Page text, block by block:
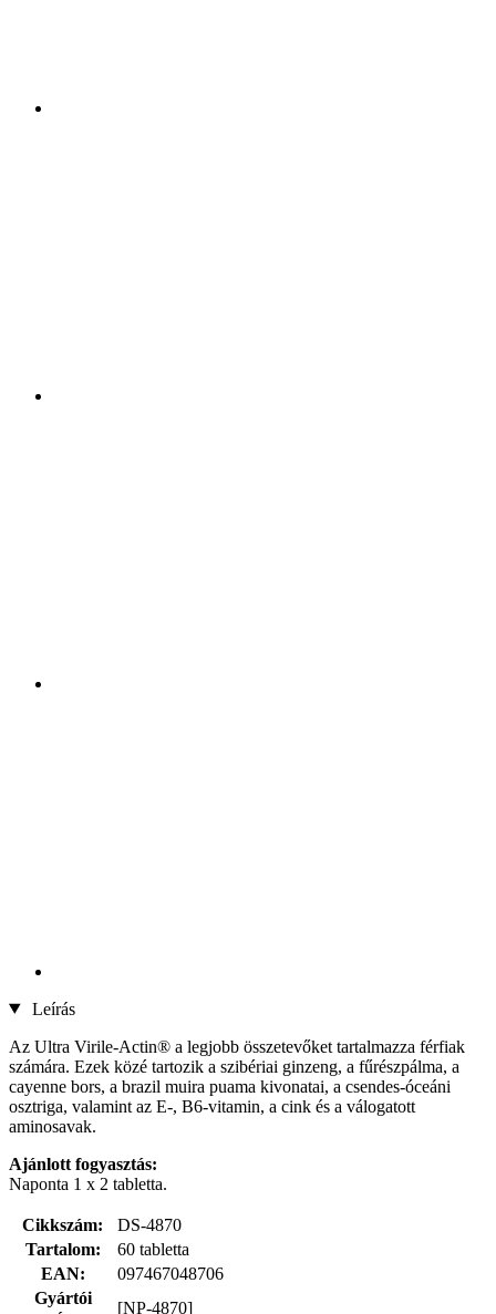
Leírás
Az Ultra Virile-Actin® a legjobb összetevőket tartalmazza férfiak
számára. Ezek közé tartozik a szibériai ginzeng, a fűrészpálma, a
cayenne bors, a brazil muira puama kivonatai, a csendes-óceáni
osztriga, valamint az E-, B6-vitamin, a cink és a válogatott
aminosavak.
Ajánlott fogyasztás:
Naponta 1 x 2 tabletta.
Cikkszám:
DS-4870
Tartalom:
60 tabletta
EAN:
097467048706
Gyártói
[NP-4870]